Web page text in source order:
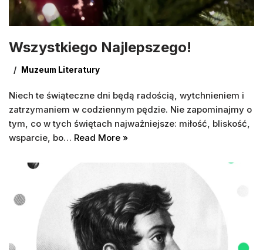
Wszystkiego Najlepszego!
Muzeum Literatury
Niech te świąteczne dni będą radością, wytchnieniem i
zatrzymaniem w codziennym pędzie. Nie zapominajmy o
tym, co w tych świętach najważniejsze: miłość, bliskość,
wsparcie, bo… Read More »